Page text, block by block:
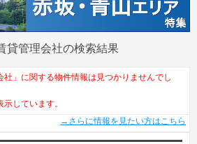
管理会社の検索結果
」に関する物件情報は見つかりませんでし
示しています。
→さらに情報を見たい方はこちら